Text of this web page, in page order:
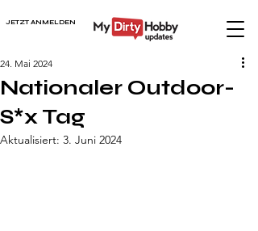
JETZT ANMELDEN
Nationaler Outdoor-
S*x Tag
24. Mai 2024
Aktualisiert: 3. Juni 2024